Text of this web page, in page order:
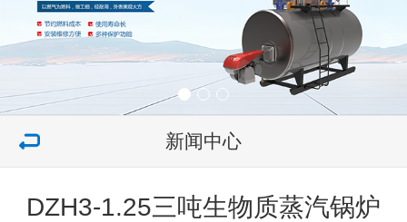
新闻中心
DZH3-1.25三吨生物质蒸汽锅炉